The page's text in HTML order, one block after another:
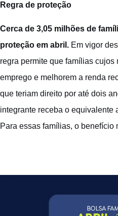
Regra de proteção
Cerca de 3,05 milhões de
proteção em abril. Em vigor
regra permite que famílias cujos
emprego e melhorem a renda
que teriam direito por até dois
integrante receba o equivalente
Para essas famílias, o benefício